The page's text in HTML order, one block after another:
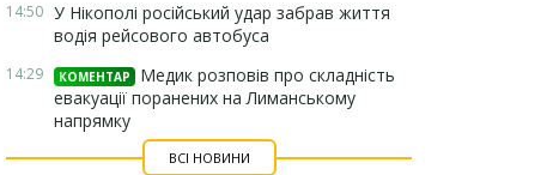
14:50 У Нікополі російський удар забрав життя
водія рейсового автобуса
14:29 КОМЕНТАР
Медик розповів про складність
евакуації поранених на Лиманському
напрямку
ВСІ НОВИНИ